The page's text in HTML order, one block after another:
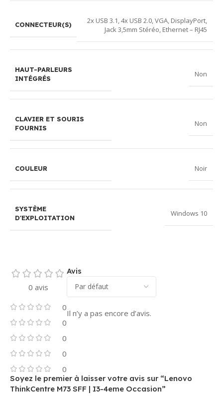
CONNECTEUR(S)
2x USB 3.1, 4x USB 2.0, VGA, DisplayPort,
Jack 3,5mm Stéréo, Ethernet – RJ45
HAUT-PARLEURS
INTÉGRÉS
Non
CLAVIER ET SOURIS
FOURNIS
Non
COULEUR Noir
SYSTÈME
D'EXPLOITATION
Windows 10
0 avis
0
0
0
0
0
Avis
Il n’y a pas encore d’avis.
Soyez le premier à laisser votre avis sur “Lenovo
ThinkCentre M73 SFF | I3-4eme Occasion”